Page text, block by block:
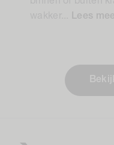
Lees